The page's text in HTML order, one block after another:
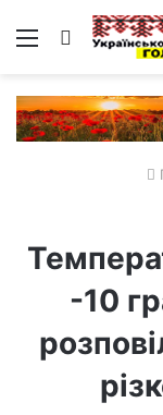
Меню Пошук
-10